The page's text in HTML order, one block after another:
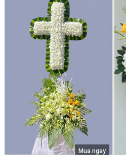
Mua ngay